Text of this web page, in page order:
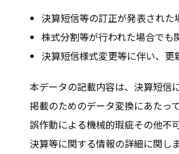
決算短信等の訂正が発表された
株式分割等が行われた場合でも
決算短信様式変更等に伴い、更
本データの記載内容は、決算短信
掲載のためのデータ変換にあたっ
誤作動による機械的瑕疵その他不
決算等に関する情報の詳細に関し